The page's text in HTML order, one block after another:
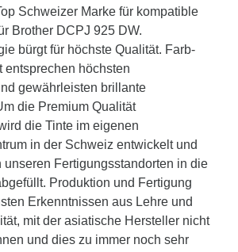
Schweizer Marke für kompatible
Brother DCPJ 925 DW.
bürgt für höchste Qualität. Farb-
entsprechen höchsten
gewährleisten brillante
die Premium Qualität
die Tinte im eigenen
in der Schweiz entwickelt und
Fertigungsstandorten in die
Produktion und Fertigung
Erkenntnissen aus Lehre und
mit der asiatische Hersteller nicht
und dies zu immer noch sehr